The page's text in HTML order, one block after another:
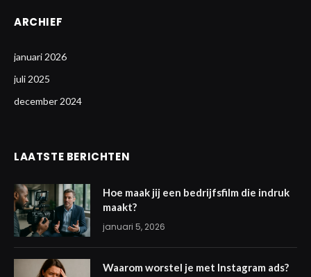
ARCHIEF
januari 2026
juli 2025
december 2024
LAATSTE BERICHTEN
Hoe maak jij een bedrijfsfilm die indruk
maakt?
januari 5, 2026
Waarom worstel je met Instagram ads?